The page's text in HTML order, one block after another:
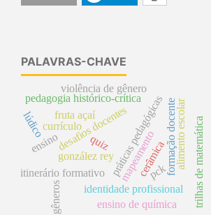
PALAVRAS-CHAVE
gonzález rey
desafios docentes
currículo práticas pedagógicas
pedagogia histórico-crítica
itinerário formativo
identidade profissional
formação docente
fruta açaí alimento escolar
lúdico trilhas de matemática
quiz
violência de gênero
gêneros
cerâmica
ensino de química
mapeamentopck
ensino